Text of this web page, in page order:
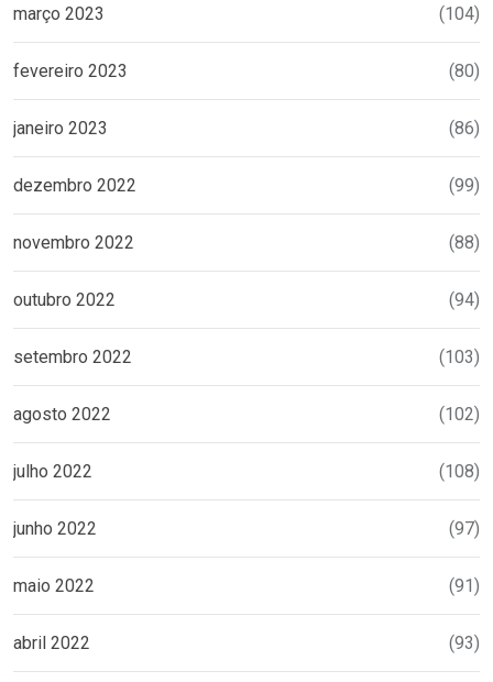
março 2023 (104)
fevereiro 2023 (80)
janeiro 2023 (86)
dezembro 2022 (99)
novembro 2022 (88)
outubro 2022 (94)
setembro 2022 (103)
agosto 2022 (102)
julho 2022 (108)
junho 2022 (97)
maio 2022 (91)
abril 2022 (93)